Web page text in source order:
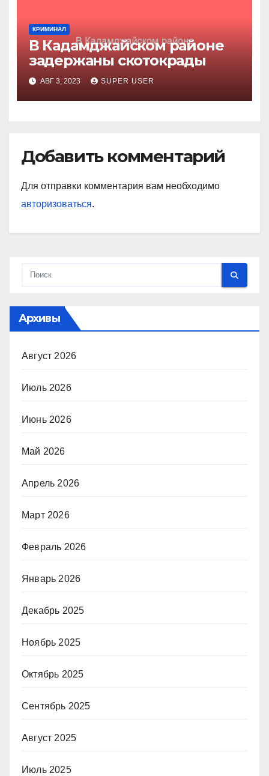
КРИМИНАЛ
В Кадамджайском районе
задержаны скотокрады
АВГ 3, 2023 SUPER USER
Добавить комментарий
Для отправки комментария вам необходимо
авторизоваться.
Архивы
Август 2026
Июль 2026
Июнь 2026
Май 2026
Апрель 2026
Март 2026
Февраль 2026
Январь 2026
Декабрь 2025
Ноябрь 2025
Октябрь 2025
Сентябрь 2025
Август 2025
Июль 2025